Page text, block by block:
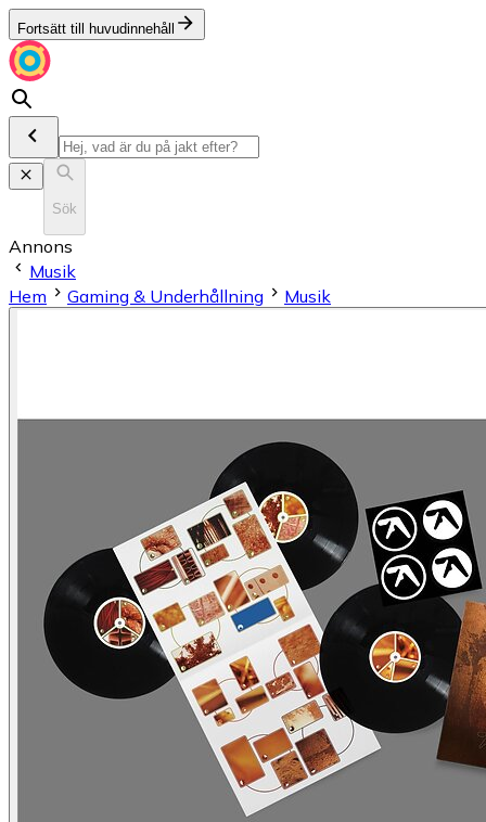
Fortsätt till huvudinnehåll
Sök
Annons
Musik
Hem
Gaming & Underhållning Musik